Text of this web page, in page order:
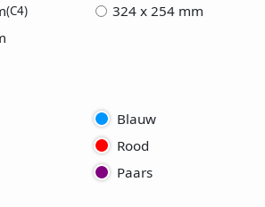
(C4)
324 x 254 mm
Blauw
Rood
Paars